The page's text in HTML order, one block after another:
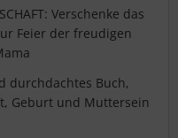
Verschenke das
Feier der freudigen
durchdachtes Buch,
Geburt und Muttersein